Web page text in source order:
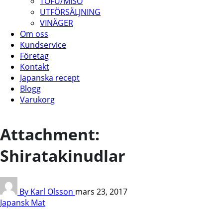
UTFÖRSÄLJNING
VINÄGER
Om oss
Kundservice
Företag
Kontakt
Japanska recept
Blogg
Varukorg
Attachment:
Shiratakinudlar
By Karl Olsson mars 23, 2017
Japansk Mat